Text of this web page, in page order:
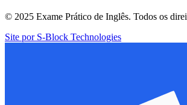
© 2025 Exame Prático de Inglês. Todos os
Site por S-Block Technologies